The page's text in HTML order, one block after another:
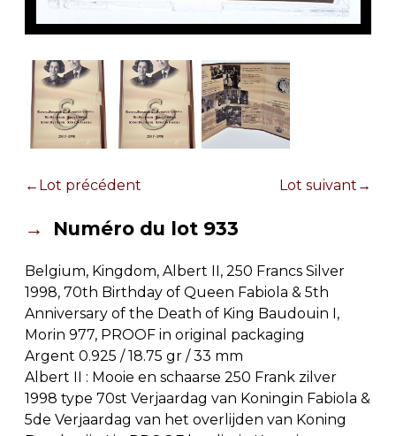
Lot précédent Lot suivant
Numéro du lot 933
Belgium, Kingdom, Albert II, 250 Francs Silver
1998, 70th Birthday of Queen Fabiola & 5th
Anniversary of the Death of King Baudouin I,
Morin 977, PROOF in original packaging
Argent 0.925 /18.75 gr /33 mm
Albert II : Mooie en schaarse 250 Frank zilver
1998 type 70st Verjaardag van Koningin Fabiola &
5de Verjaardag van het overlijden van Koning